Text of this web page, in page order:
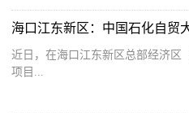
海口江东新区：中国石化自贸
近日，在海口江东新区总部经济区
项目...